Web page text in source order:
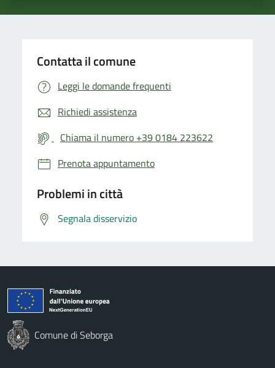
Contatta il comune
Leggi le domande frequenti
Richiedi assistenza
Chiama il numero +39 0184 223622
Prenota appuntamento
Problemi in città
Segnala disservizio
Comune di Seborga